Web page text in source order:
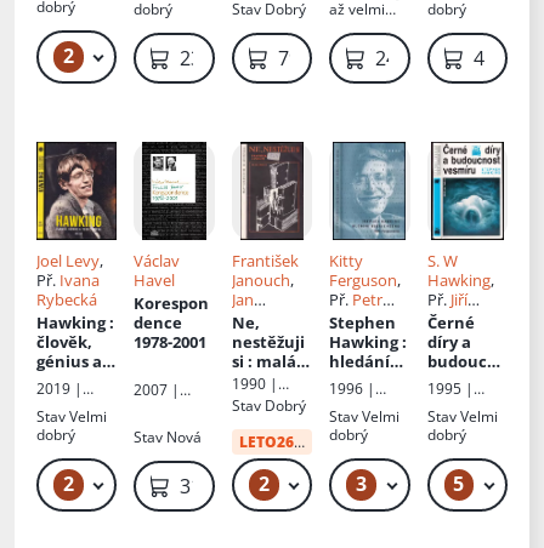
dobrý
2 229 Kč
jasně
dobrý
239 Kč
Einsteine
Stav Dobrý
799 Kč
relativity
až velmi
lehce
odřené
hrany
majitele
249 Kč
dobrý
459 Kč
Joel Levy,
Př. Ivana
Rybecká
Hawking:
člověk,
génius a
teorie
všeho
2019 |
Knižní klub
StavVelmi
dobrý
2 119 Kč
Václav
Havel
Korespon
dence
1978-2001
2007 |
Stav Nová
319 Kč
František
Janouch,
Jan
Kristofori
Ne,
nestěžuji
si : malá
normaliza
ční
1990 |
Mladá
Stav Dobrý
LETO26od: 41 Kč
2 59 Kč
Kitty
Ferguson,
Př. Petr
Černý
Stephen
Hawking:
hledání
teorie
všeho
1996 |
Aurora
StavVelmi
dobrý
3 59 Kč – 69 Kč
S. W
Hawking,
Př. Jiří
Langer
Černé
díry a
budoucno
st
vesmíru
1995 |
Mladá
fronta
StavVelmi
dobrý
5